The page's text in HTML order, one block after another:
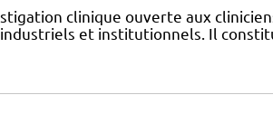
clinique ouverte aux
et institutionnels. Il